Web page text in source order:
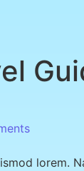
lorem.